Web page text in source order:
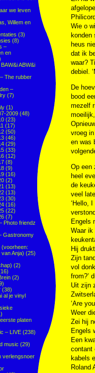
we leven
Willem en
(3)
(8)
–
en
ABW&i
The rubber
–
(7)
(1)
2009 (48)
(23)
(17)
(50)
(46)
(29)
(33)
(12)
(8)
(9)
(16)
(2)
(13)
(13)
(30)
(16)
(22)
(7)
Photo friendz
Gastronomy
(voorheen:
Anja) (25)
(2)
(2)
(38)
al je vinyl
platen
– LIVE (238)
music (29)
verlengsnoer
Wie o
konden
heus
dat ik
waar?
debiel.
De
bood
mezelf
vroeg
en was
Op een
heel
de
veel
‘Hello,
Engels
Waar ik
Hij
Zijn
vol
from?’
Uit zijn
‘Are
Weer
Zei hij
Engels
Een
contant
kabels
Roland